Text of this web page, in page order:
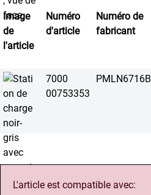
Image
de
l'article
Numéro
d'article
Numéro de
fabricant
7000
00753353
PMLN6716B
L'article est compatible avec: